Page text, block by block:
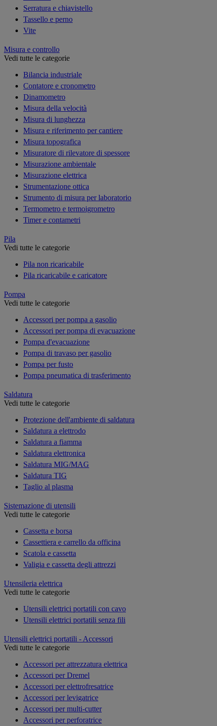
Serratura e chiavistello
Tassello e perno
Vite
Misura e controllo
Vedi tutte le categorie
Bilancia industriale
Contatore e cronometro
Dinamometro
Misura della velocità
Misura di lunghezza
Misura e riferimento per cantiere
Misura topografica
Misuratore di rilevatore di spessore
Misurazione ambientale
Misurazione elettrica
Strumentazione ottica
Strumento di misura per laboratorio
Termometro e termoigrometro
Timer e contametri
Pila
Vedi tutte le categorie
Pila non ricaricabile
Pila ricaricabile e caricatore
Pompa
Vedi tutte le categorie
Accessori per pompa a gasolio
Accessori per pompa di evacuazione
Pompa d'evacuazione
Pompa di travaso per gasolio
Pompa per fusto
Pompa pneumatica di trasferimento
Saldatura
Vedi tutte le categorie
Protezione dell'ambiente di saldatura
Saldatura a elettrodo
Saldatura a fiamma
Saldatura elettronica
Saldatura MIG/MAG
Saldatura TIG
Taglio al plasma
Sistemazione di utensili
Vedi tutte le categorie
Cassetta e borsa
Cassettiera e carrello da officina
Scatola e cassetta
Valigia e cassetta degli attrezzi
Utensileria elettrica
Vedi tutte le categorie
Utensili elettrici portatili con cavo
Utensili elettrici portatili senza fili
Utensili elettrici portatili - Accessori
Vedi tutte le categorie
Accessori per attrezzatura elettrica
Accessori per Dremel
Accessori per elettrofresatrice
Accessori per levigatrice
Accessori per multi-cutter
Accessori per perforatrice